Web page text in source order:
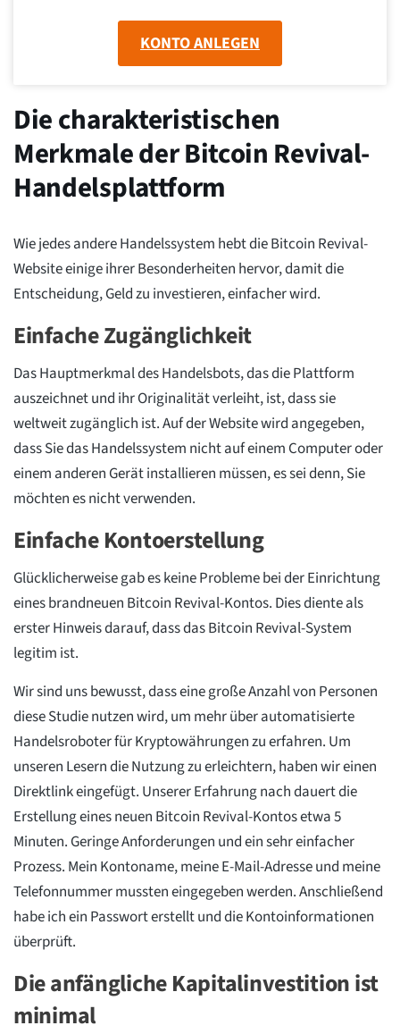
KONTO ANLEGEN
Die charakteristischen
Merkmale der Bitcoin Revival-
Handelsplattform
Wie jedes andere Handelssystem hebt die Bitcoin Revival-
Website einige ihrer Besonderheiten hervor, damit die
Entscheidung, Geld zu investieren, einfacher wird.
Einfache Zugänglichkeit
Das Hauptmerkmal des Handelsbots, das die Plattform
auszeichnet und ihr Originalität verleiht, ist, dass sie
weltweit zugänglich ist. Auf der Website wird angegeben,
dass Sie das Handelssystem nicht auf einem Computer oder
einem anderen Gerät installieren müssen, es sei denn, Sie
möchten es nicht verwenden.
Einfache Kontoerstellung
Glücklicherweise gab es keine Probleme bei der Einrichtung
eines brandneuen Bitcoin Revival-Kontos. Dies diente als
erster Hinweis darauf, dass das Bitcoin Revival-System
legitim ist.
Wir sind uns bewusst, dass eine große Anzahl von Personen
diese Studie nutzen wird, um mehr über automatisierte
Handelsroboter für Kryptowährungen zu erfahren. Um
unseren Lesern die Nutzung zu erleichtern, haben wir einen
Direktlink eingefügt. Unserer Erfahrung nach dauert die
Erstellung eines neuen Bitcoin Revival-Kontos etwa 5
Minuten. Geringe Anforderungen und ein sehr einfacher
Prozess. Mein Kontoname, meine E-Mail-Adresse und meine
Telefonnummer mussten eingegeben werden. Anschließend
habe ich ein Passwort erstellt und die Kontoinformationen
überprüft.
Die anfängliche Kapitalinvestition ist
minimal